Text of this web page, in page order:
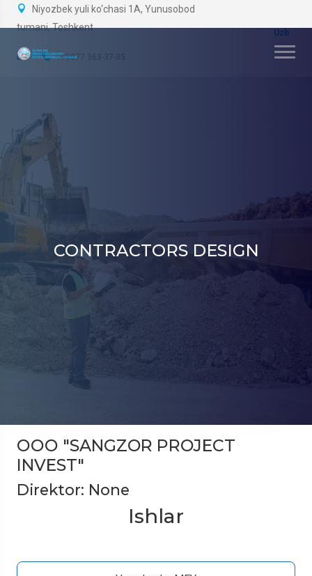
Niyozbek yuli ko‘chasi 1A, Yunusobod
tumani, Toshkent
+99877 363-37-35
CONTRACTORS DESIGN
ООО "SANGZOR PROJECT
INVEST"
Direktor: None
Ishlar